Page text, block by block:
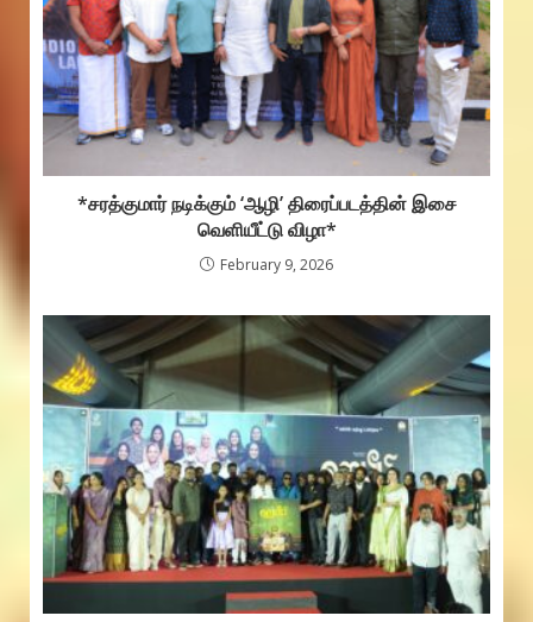
*சரத்குமார் நடிக்கும் ‘ஆழி’ திரைப்படத்தின் இசை
வெளியீட்டு விழா*
February 9, 2026